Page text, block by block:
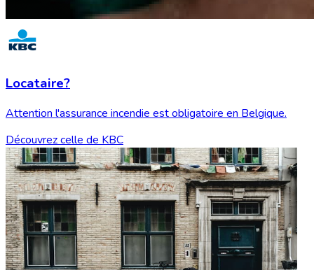
Locataire?
Attention l'assurance incendie est obligatoire en Belgique.
Découvrez celle de KBC